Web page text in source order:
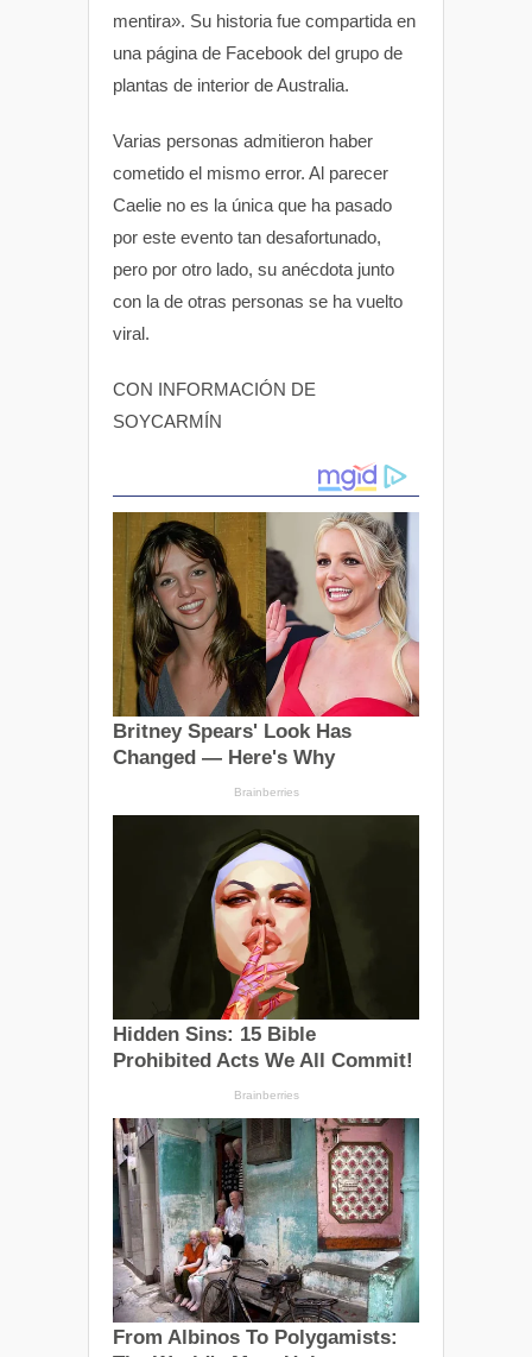
mentira». Su historia fue compartida en
una página de Facebook del grupo de
plantas de interior de Australia.
Varias personas admitieron haber
cometido el mismo error. Al parecer
Caelie no es la única que ha pasado
por este evento tan desafortunado,
pero por otro lado, su anécdota junto
con la de otras personas se ha vuelto
viral.
CON INFORMACIÓN DE
SOYCARMÍN